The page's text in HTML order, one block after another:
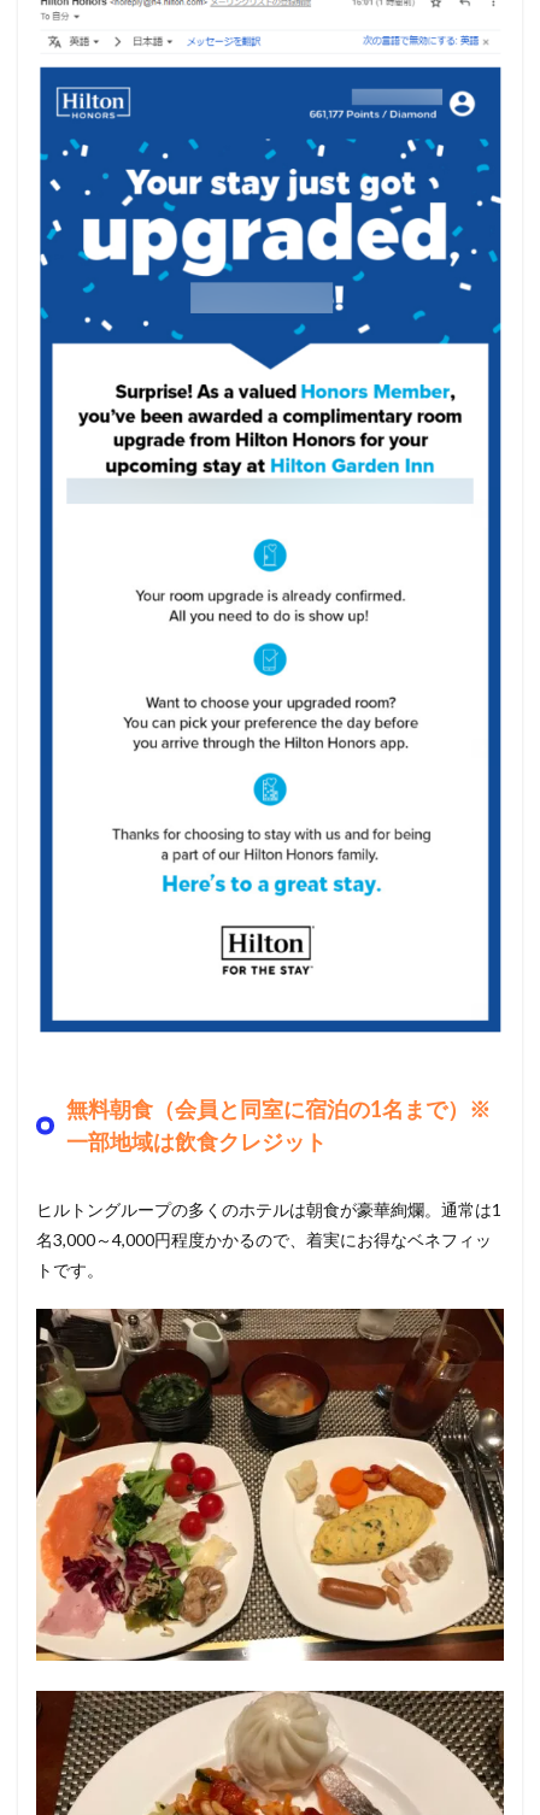
無料朝食（会員と同室に宿泊の1名まで）※
一部地域は飲食クレジット
ヒルトングループの多くのホテルは朝食が豪華絢爛。通常は1
名3,000～4,000円程度かかるので、着実にお得なベネフィッ
トです。